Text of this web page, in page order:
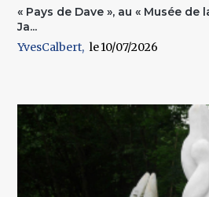
« Pays de Dave », au « Musée de
Ja...
YvesCalbert
10/07/2026